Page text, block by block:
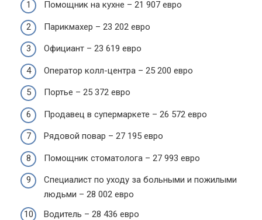
Помощник на кухне – 21 907 евро
Парикмахер – 23 202 евро
Официант – 23 619 евро
Оператор колл-центра – 25 200 евро
Портье – 25 372 евро
Продавец в супермаркете – 26 572 евро
Рядовой повар – 27 195 евро
Помощник стоматолога – 27 993 евро
Специалист по уходу за больными и пожилыми
людьми – 28 002 евро
Водитель – 28 436 евро